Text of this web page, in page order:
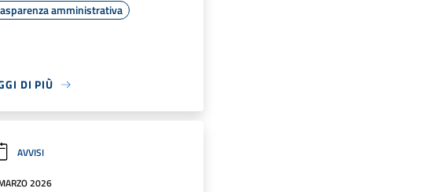
amministrativa
DI PIÙ
AVVISI
2026